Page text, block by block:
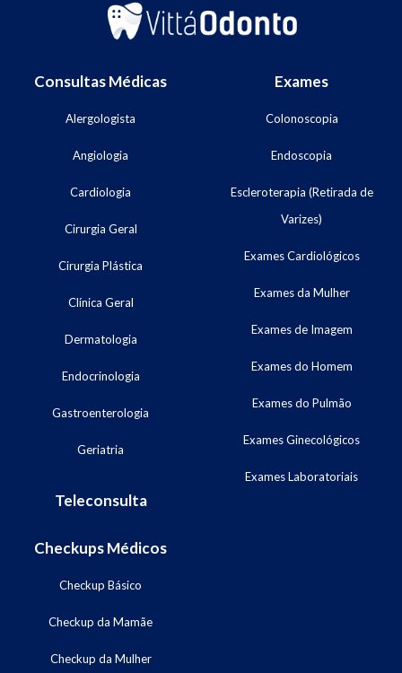
Consultas Médicas
Alergologista
Angiologia
Cardiologia
Cirurgia Geral
Cirurgia Plástica
Clínica Geral
Dermatologia
Endocrinologia
Gastroenterologia
Geriatria
Teleconsulta
Exames
Colonoscopia
Endoscopia
Escleroterapia (Retirada de
Varizes)
Exames Cardiológicos
Exames da Mulher
Exames de Imagem
Exames do Homem
Exames do Pulmão
Exames Ginecológicos
Exames Laboratoriais
Checkups Médicos
Checkup Básico
Checkup da Mamãe
Checkup da Mulher